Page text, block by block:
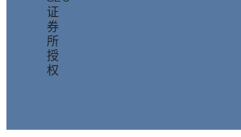
证
券
所
授
权